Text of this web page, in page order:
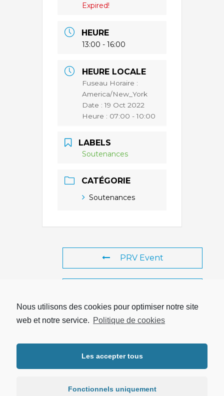
Nous utilisons des cookies pour optimiser notre site
web et notre service. Politique de cookies
Les accepter tous
Fonctionnels uniquement
Expired!
HEURE
13:00 - 16:00
HEURE LOCALE
Fuseau Horaire :
America/New_York
Date :19 Oct 2022
Heure : 07:00 - 10:00
LABELS
Soutenances
CATÉGORIE
Soutenances
PRV Event
Copyright © 2026 UTRPP |
Protection des
données personnelles